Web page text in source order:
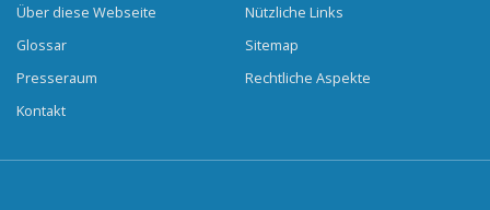
Über diese Webseite
Glossar
Presseraum
Kontakt
Nützliche Links
Sitemap
Rechtliche Aspekte